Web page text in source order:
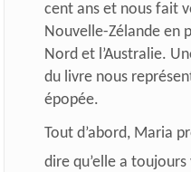
cent ans et nous fait
Nouvelle-Zélande en
Nord et l’Australie.
du livre nous
épopée.
Tout d’abord, Maria
dire qu’elle a toujours